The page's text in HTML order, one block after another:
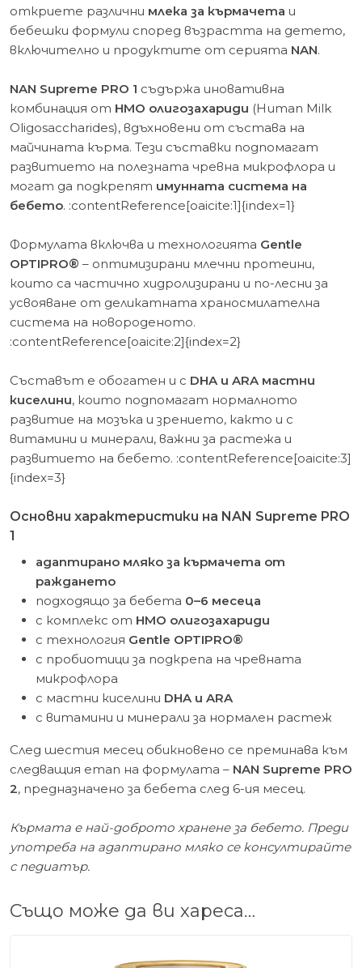
откриете различни млека за кърмачета и
бебешки формули според възрастта на детето,
включително и продуктите от серията NAN.
NAN Supreme PRO 1 съдържа иновативна
комбинация от HMO олигозахариди (Human Milk
Oligosaccharides), вдъхновени от състава на
майчината кърма. Тези съставки подпомагат
развитието на полезната чревна микрофлора и
могат да подкрепят имунната система на
бебето. :contentReference[oaicite:1]{index=1}
Формулата включва и технологията Gentle
OPTIPRO® – оптимизирани млечни протеини,
които са частично хидролизирани и по-лесни за
усвояване от деликатната храносмилателна
система на новороденото.
:contentReference[oaicite:2]{index=2}
Съставът е обогатен и с DHA и ARA мастни
киселини, които подпомагат нормалното
развитие на мозъка и зрението, както и с
витамини и минерали, важни за растежа и
развитието на бебето. :contentReference[oaicite:3]
{index=3}
Основни характеристики на NAN Supreme PRO
1
адаптирано мляко за кърмачета от
раждането
подходящо за бебета 0–6 месеца
с комплекс от HMO олигозахариди
с технология Gentle OPTIPRO®
с пробиотици за подкрепа на чревната
микрофлора
с мастни киселини DHA и ARA
с витамини и минерали за нормален растеж
След шестия месец обикновено се преминава към
следващия етап на формулата – NAN Supreme PRO
2, предназначено за бебета след 6-ия месец.
Кърмата е най-доброто хранене за бебето. Преди
употреба на адаптирано мляко се консултирайте
с педиатър.
Също може да ви хареса…